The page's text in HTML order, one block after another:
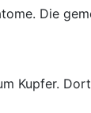
Die
Kupfer.